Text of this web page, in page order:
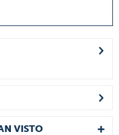
VISTO